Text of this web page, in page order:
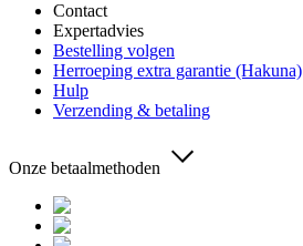
Contact
Expertadvies
Bestelling volgen
Herroeping extra garantie (Hakuna)
Hulp
Verzending & betaling
Onze betaalmethoden